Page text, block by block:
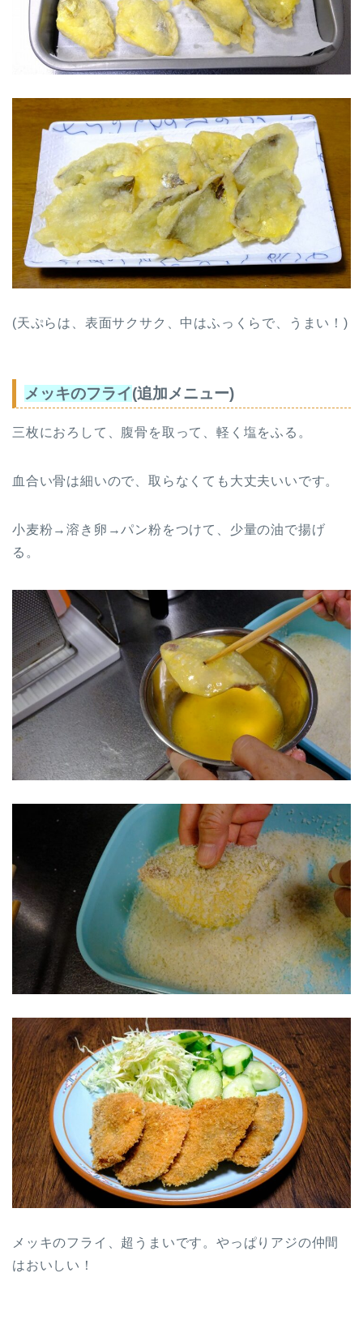
(天ぷらは、表面サクサク、中はふっくらで、うまい！)
メッキのフライ(追加メニュー)
三枚におろして、腹骨を取って、軽く塩をふる。
血合い骨は細いので、取らなくても大丈夫いいです。
小麦粉→溶き卵→パン粉をつけて、少量の油で揚げ
る。
メッキのフライ、超うまいです。やっぱりアジの仲間
はおいしい！